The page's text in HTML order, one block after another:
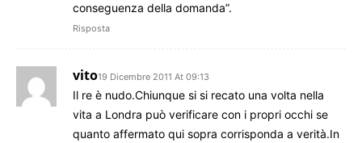
conseguenza della domanda”.
Risposta
vito19 Dicembre 2011 At 09:13
Il re è nudo.Chiunque si si recato una volta nella
vita a Londra può verificare con i propri occhi se
quanto affermato qui sopra corrisponda a verità.In